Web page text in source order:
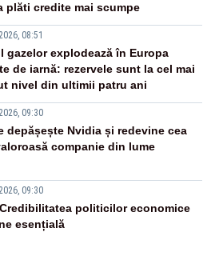
plăti credite mai scumpe
08:51
gazelor explodează în Europa
de iarnă: rezervele sunt la cel mai
nivel din ultimii patru ani
09:30
depășește Nvidia și redevine cea
companie din lume
09:30
politicilor economice
esențială